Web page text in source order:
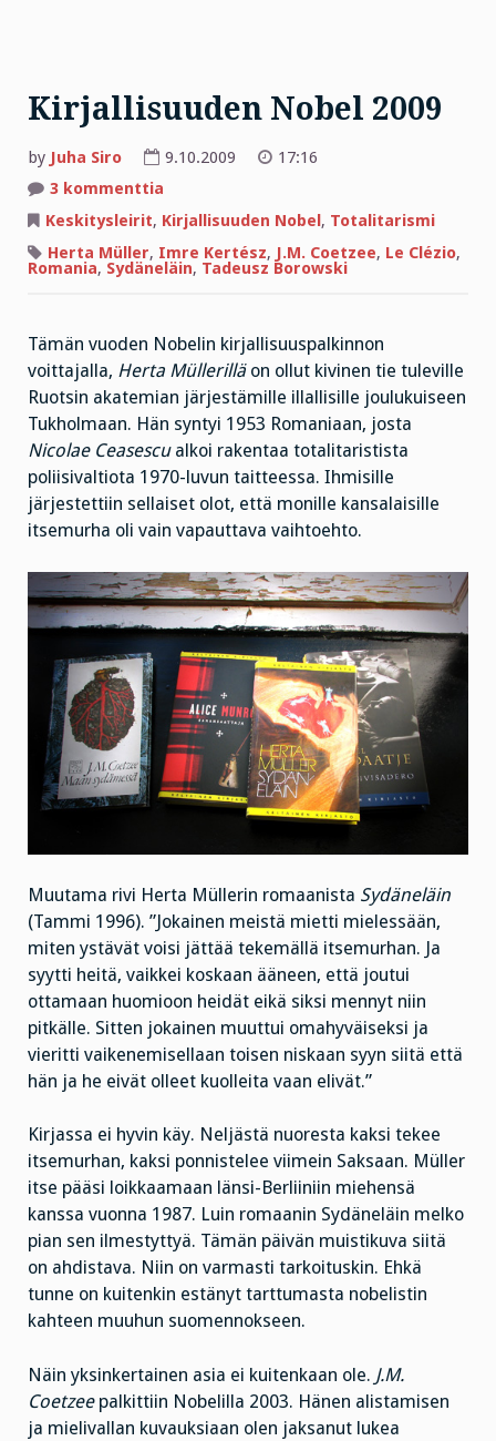
Kirjallisuuden Nobel 2009
by Juha Siro 9.10.2009
17:16
3 kommenttia
Nobel
2009
Keskitysleirit, Kirjallisuuden Nobel , Totalitarismi
Herta Müller, Imre Kertész, J.M. Coetzee, Le Clézio,
Romania, Sydäneläin, Tadeusz Borowski
Tämän vuoden Nobelin kirjallisuuspalkinnon
voittajalla, Herta Müllerilläon ollut kivinen tie tuleville
Ruotsin akatemian järjestämille illallisille joulukuiseen
Tukholmaan. Hän syntyi 1953 Romaniaan, josta
Nicolae Ceasescualkoi rakentaa totalitaristista
poliisivaltiota 1970-luvun taitteessa. Ihmisille
järjestettiin sellaiset olot, että monille kansalaisille
itsemurha oli vain vapauttava vaihtoehto.
Muutama rivi Herta Müllerin romaanista Sydäneläin
(Tammi 1996). ”Jokainen meistä mietti mielessään,
miten ystävät voisi jättää tekemällä itsemurhan. Ja
syytti heitä, vaikkei koskaan ääneen, että joutui
ottamaan huomioon heidät eikä siksi mennyt niin
pitkälle. Sitten jokainen muuttui omahyväiseksi ja
vieritti vaikenemisellaan toisen niskaan syyn siitä että
hän ja he eivät olleet kuolleita vaan elivät.”
Kirjassa ei hyvin käy. Neljästä nuoresta kaksi tekee
itsemurhan, kaksi ponnistelee viimein Saksaan. Müller
itse pääsi loikkaamaan länsi-Berliiniin miehensä
kanssa vuonna 1987. Luin romaanin Sydäneläin melko
pian sen ilmestyttyä. Tämän päivän muistikuva siitä
on ahdistava. Niin on varmasti tarkoituskin. Ehkä
tunne on kuitenkin estänyt tarttumasta nobelistin
kahteen muuhun suomennokseen.
Näin yksinkertainen asia ei kuitenkaan ole. J.M.
Coetzeepalkittiin Nobelilla 2003. Hänen alistamisen
ja mielivallan kuvauksiaan olen jaksanut lukea